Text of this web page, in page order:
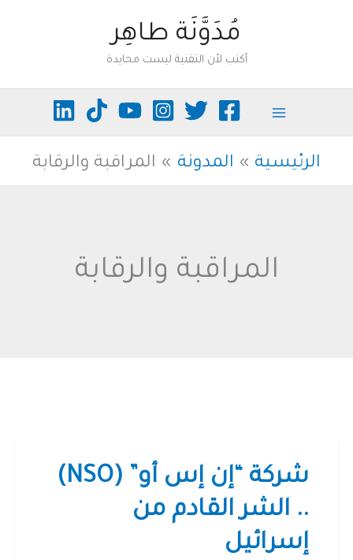
المحتوى
مُدَوَّنَة طاهِر
أكتب لأن التقنية ليست محايدة
الرئيسية المدونة المراقبة والرقابة
المراقبة والرقابة
شركة “إن إس أو” (NSO)
.. الشر القادم من
إسرائيل